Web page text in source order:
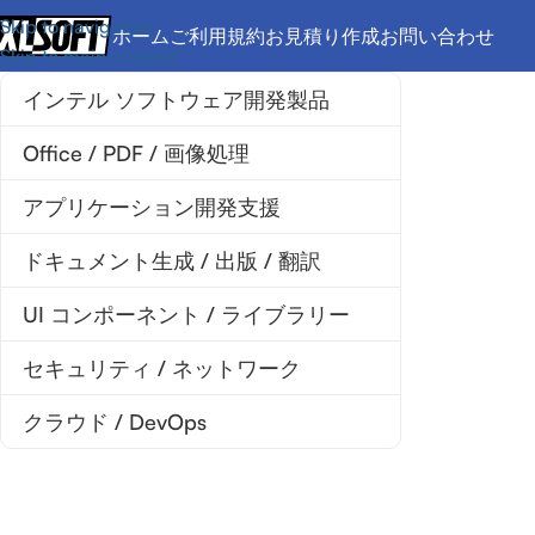
Skip to navigation
Skip to main content
ホーム ご利用規約お見積り作成お問い合わせ
インテル ソフトウェア開発製品
Office / PDF / 画像処理
アプリケーション開発支援
ドキュメント生成 / 出版 / 翻訳
UI コンポーネント / ライブラリー
セキュリティ / ネットワーク
クラウド / DevOps